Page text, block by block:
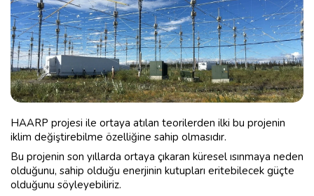
HAARP projesi ile ortaya atılan teorilerden ilki bu projenin
iklim değiştirebilme özelliğine sahip olmasıdır.
Bu projenin son yıllarda ortaya çıkaran küresel ısınmaya neden
olduğunu, sahip olduğu enerjinin kutupları eritebilecek güçte
olduğunu söyleyebiliriz.